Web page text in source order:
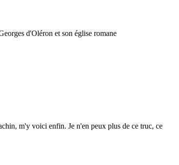
d'Oléron et son église romane
m'y voici enfin. Je n'en peux plus de ce truc, ce